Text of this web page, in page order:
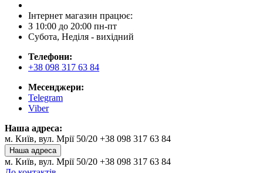
Інтернет магазин працює:
З 10:00 до 20:00 пн-пт
Субота, Неділя - вихідний
Телефони:
+38 098 317 63 84
Месенджери:
Telegram
Viber
Наша адреса:
м. Київ, вул. Мрії 50/20 +38 098 317 63 84
Наша адреса
м. Київ, вул. Мрії 50/20 +38 098 317 63 84